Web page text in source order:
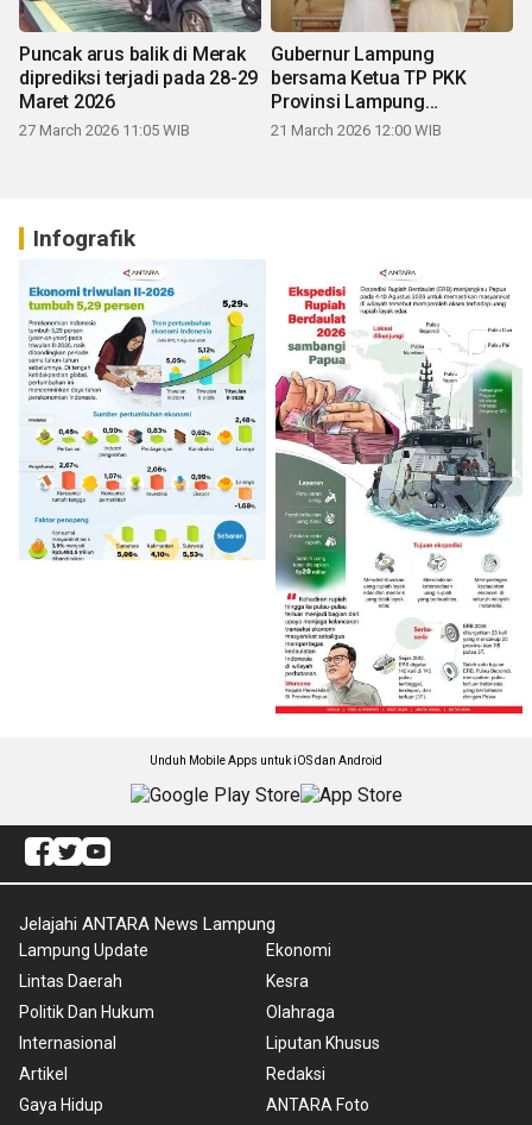
Puncak arus balik di Merak
diprediksi terjadi pada 28-29
Maret 2026
27 March 2026 11:05 WIB
Gubernur Lampung
bersama Ketua TP PKK
Provinsi Lampung
mengucapkan Selamat Hari
21 March 2026 12:00 WIB
Infografik
Unduh Mobile Apps untuk iOS dan Android
Jelajahi ANTARA News Lampung
Lampung Update
Lintas Daerah
Politik Dan Hukum
Internasional
Artikel
Gaya Hidup
Ekonomi
Kesra
Olahraga
Liputan Khusus
Redaksi
ANTARA Foto